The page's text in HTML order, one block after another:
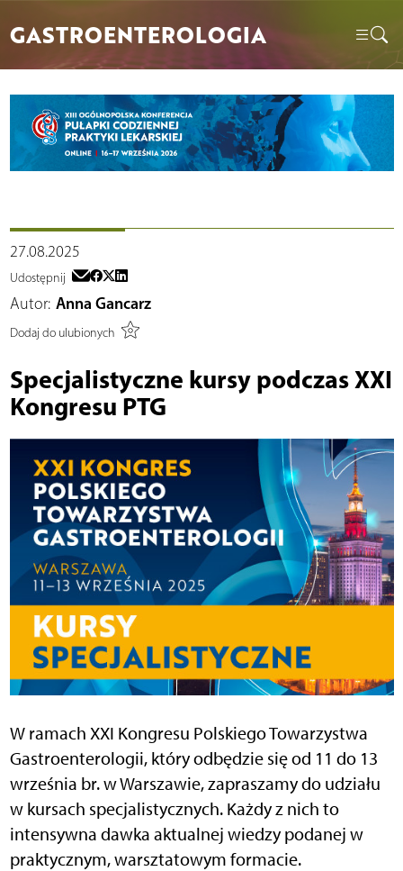
GASTROENTEROLOGIA
27.08.2025
Udostępnij
Autor: Anna Gancarz
Dodaj do ulubionych
Specjalistyczne kursy podczas XXI
Kongresu PTG
W ramach XXI Kongresu Polskiego Towarzystwa
Gastroenterologii, który odbędzie się od 11 do 13
września br. w Warszawie, zapraszamy do udziału
w kursach specjalistycznych. Każdy z nich to
intensywna dawka aktualnej wiedzy podanej w
praktycznym, warsztatowym formacie.